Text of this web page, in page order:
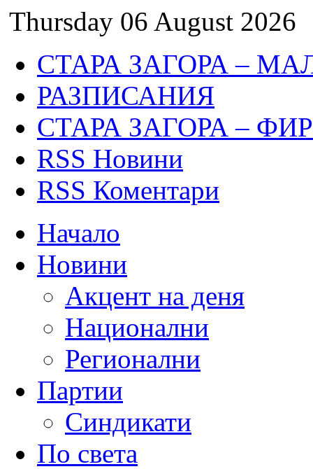
Thursday 06 August 2026
СТАРА ЗАГОРА –
РАЗПИСАНИЯ
СТАРА ЗАГОРА –
RSS Новини
RSS Коментари
Начало
Новини
Акцент на деня
Национални
Регионални
Партии
Синдикати
По света